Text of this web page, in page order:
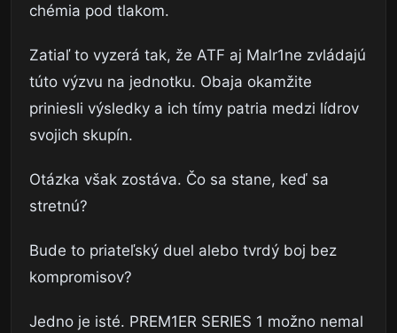
chémia pod tlakom.
Zatiaľ to vyzerá tak, že ATF aj Malr1ne zvládajú
túto výzvu na jednotku. Obaja okamžite
priniesli výsledky a ich tímy patria medzi lídrov
svojich skupín.
Otázka však zostáva. Čo sa stane, keď sa
stretnú?
Bude to priateľský duel alebo tvrdý boj bez
kompromisov?
Jedno je isté. PREM1ER SERIES 1 možno nemal